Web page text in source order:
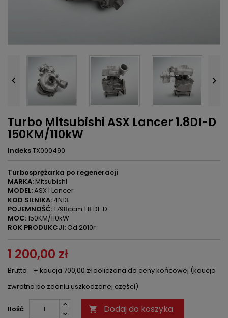
 
Turbo Mitsubishi ASX Lancer 1.8DI-D
150KM/110kW
IndeksTX000490
Turbosprężarka po regeneracji
MARKA:Mitsubishi
MODEL:ASX | Lancer
KOD SILNIKA: 4N13
POJEMNOŚĆ:1798ccm 1.8 DI-D
MOC:150KM/110kW
ROK PRODUKCJI: Od 2010r
1 200,00 zł
Brutto
+ kaucja 700,00 zł doliczana do ceny końcowej (kaucja
zwrotna po zdaniu uszkodzonej części)
Ilość  Dodaj do koszyka